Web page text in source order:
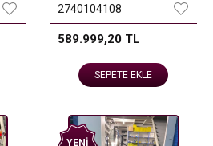
2740104108
589.999,20 TL
SEPETE EKLE
YENI